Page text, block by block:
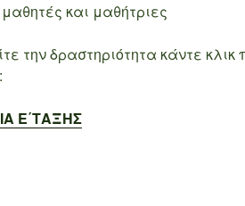
και μαθήτριες
την δραστηριότητα κάντε
Ε΄ΤΑΞΗΣ